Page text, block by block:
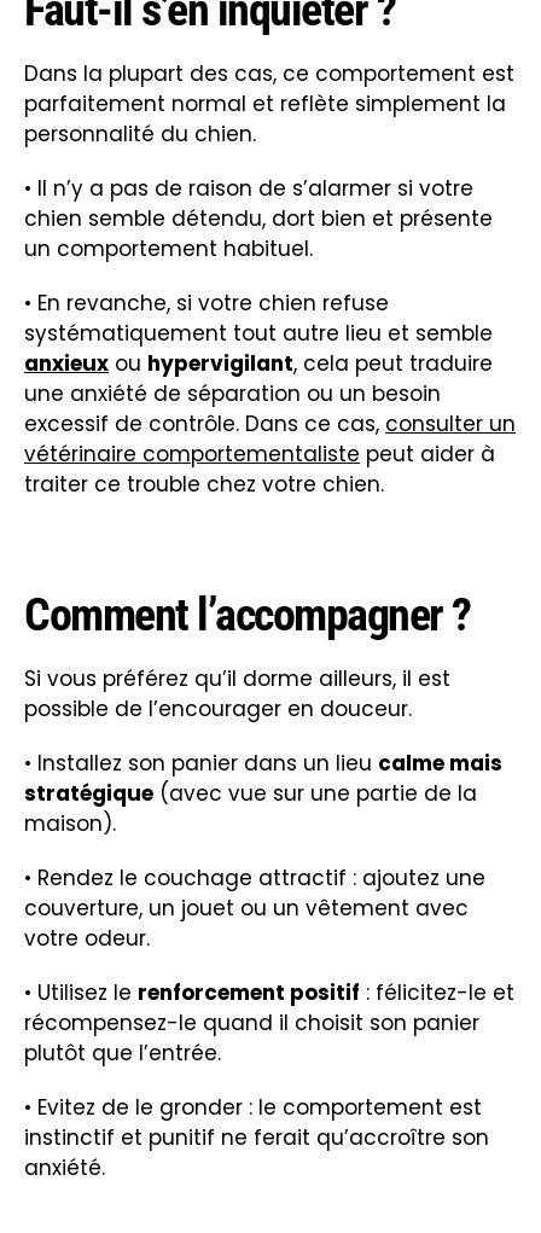
Dans la plupart des cas, ce comportement est
parfaitement normal et reflète simplement la
personnalité du chien.
• Il n’y a pas de raison de s’alarmer si votre
chien semble détendu, dort bien et présente
un comportement habituel.
• En revanche, si votre chien refuse
systématiquement tout autre lieu et semble
anxieux ou hypervigilant, cela peut traduire
une anxiété de séparation ou un besoin
excessif de contrôle. Dans ce cas, consulter un
vétérinaire comportementaliste peut aider à
traiter ce trouble chez votre chien.
Comment l’accompagner ?
Si vous préférez qu’il dorme ailleurs, il est
possible de l’encourager en douceur.
• Installez son panier dans un lieu calme mais
stratégique (avec vue sur une partie de la
maison).
• Rendez le couchage attractif : ajoutez une
couverture, un jouet ou un vêtement avec
votre odeur.
• Utilisez le renforcement positif : félicitez-le et
récompensez-le quand il choisit son panier
plutôt que l’entrée.
• Evitez de le gronder : le comportement est
instinctif et punitif ne ferait qu’accroître son
anxiété.